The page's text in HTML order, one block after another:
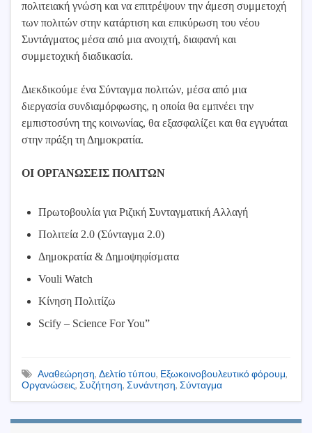
πολιτειακή γνώση και να επιτρέψουν την άμεση συμμετοχή
των πολιτών στην κατάρτιση και επικύρωση του νέου
Συντάγματος μέσα από μια ανοιχτή, διαφανή και
συμμετοχική διαδικασία.
Διεκδικούμε ένα Σύνταγμα πολιτών, μέσα από μια
διεργασία συνδιαμόρφωσης, η οποία θα εμπνέει την
εμπιστοσύνη της κοινωνίας, θα εξασφαλίζει και θα εγγυάται
στην πράξη τη Δημοκρατία.
ΟΙ ΟΡΓΑΝΩΣΕΙΣ ΠΟΛΙΤΩΝ
Πρωτοβουλία για Ριζική Συνταγματική Αλλαγή
Πολιτεία 2.0 (Σύνταγμα 2.0)
Δημοκρατία & Δημοψηφίσματα
Vouli Watch
Κίνηση Πολιτίζω
Scify – Science For You”
Αναθεώρηση, Δελτίο τύπου, Εξωκοινοβουλευτικό φόρουμ,
Οργανώσεις, Συζήτηση, Συνάντηση, Σύνταγμα